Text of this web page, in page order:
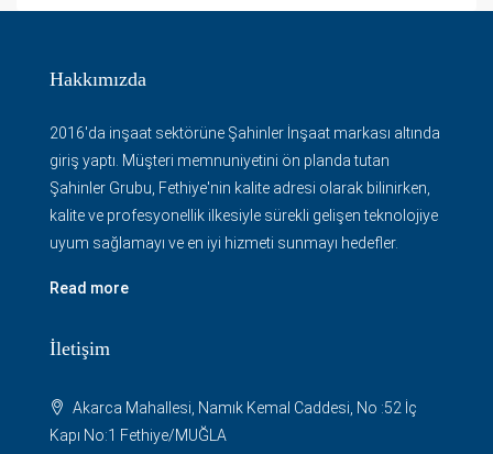
Hakkımızda
2016'da inşaat sektörüne Şahinler İnşaat markası altında
giriş yaptı. Müşteri memnuniyetini ön planda tutan
Şahinler Grubu, Fethiye'nin kalite adresi olarak bilinirken,
kalite ve profesyonellik ilkesiyle sürekli gelişen teknolojiye
uyum sağlamayı ve en iyi hizmeti sunmayı hedefler.
Read more
İletişim
Akarca Mahallesi, Namık Kemal Caddesi, No :52 İç
Kapı No:1 Fethiye/MUĞLA